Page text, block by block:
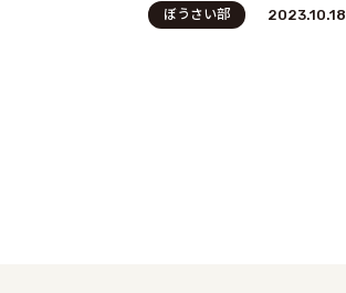
ぼうさい部 2023.10.18